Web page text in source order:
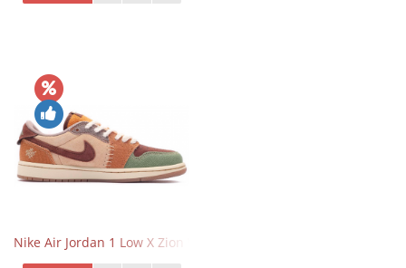
Nike Air Jordan 1 Low X Zion Williamson Voodoo